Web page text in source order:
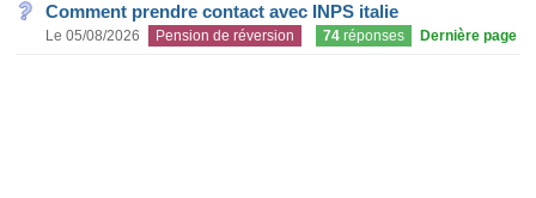
Comment prendre contact avec INPS italie
Le 05/08/2026 Pension de réversion 74 réponses Dernière page